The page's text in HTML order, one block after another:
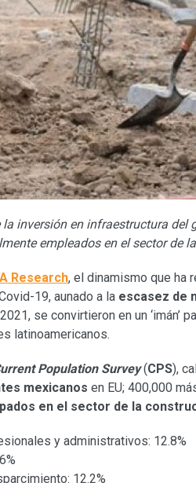
inversión en infraestructura del
empleados en el sector de
Research, el dinamismo que ha
19, aunado a la escasez de
se convirtieron en un ‘imán’
latinoamericanos.
Population Survey(CPS),
mexicanos en EU; 400,000
en el sector de la
y administrativos: 12.8%
12.2%